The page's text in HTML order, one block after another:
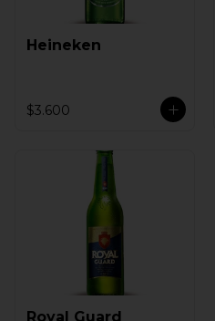
Heineken
$3.600
Royal Guard